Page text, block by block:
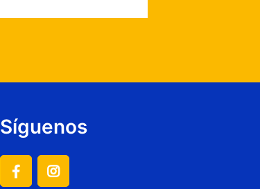
Síguenos